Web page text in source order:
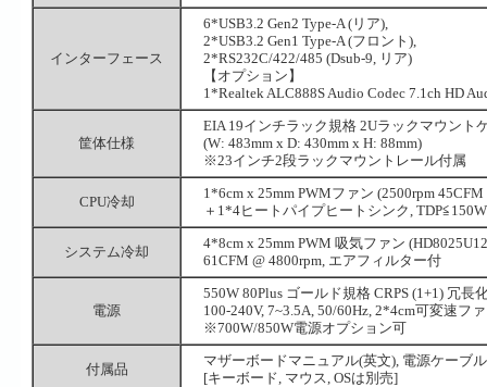
インターフェース
6*USB3.2 Gen2 Type-A (リア),
2*USB3.2 Gen1 Type-A (フロント),
2*RS232C/422/485 (Dsub-9, リア)
【オプション】
1*Realtek ALC888S Audio Codec 7.1ch HD
筐体仕様
EIA 19インチラック規格 2Uラックマウント
(W: 483mm x D: 430mm x H: 88mm)
※23インチ2段ラックマウントレール付属
CPU冷却
1*6cm x 25mm PWMファン (2500rpm
＋1*4ヒートパイプヒートシンク, TDP≦150W
システム冷却
4*8cm x 25mm PWM 吸気ファン
61CFM @ 4800rpm, エアフィルター付
電源
550W 80Plus ゴールド規格 CRPS (1+1) 冗長
100-240V, 7~3.5A, 50/60Hz, 2*4cm可変速フ
※700W/850W電源オプション可
付属品
マザーボードマニュアル(英文), 電源ケーブ
[キーボード, マウス, OSは別売]